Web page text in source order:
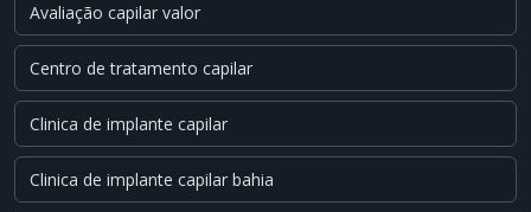
Avaliação capilar valor
Centro de tratamento capilar
Clinica de implante capilar
Clinica de implante capilar bahia